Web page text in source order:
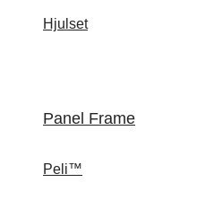
Hjulset
Panel Frame
Peli™